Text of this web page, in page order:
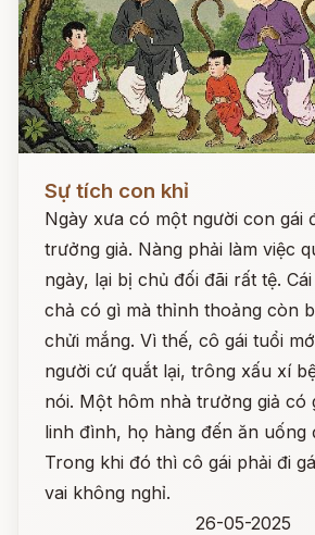
Sự tích con khỉ
Ngày xưa có một người con gái
trưởng giả. Nàng phải làm việc
ngày, lại bị chủ đối đãi rất tệ.
chả có gì mà thỉnh thoảng còn
chửi mắng. Vì thế, cô gái tuổi
người cứ quắt lại, trông xấu xí
nói. Một hôm nhà trưởng giả có
linh đình, họ hàng đến ăn uống
Trong khi đó thì cô gái phải đi
vai không nghỉ.
26-05-2025